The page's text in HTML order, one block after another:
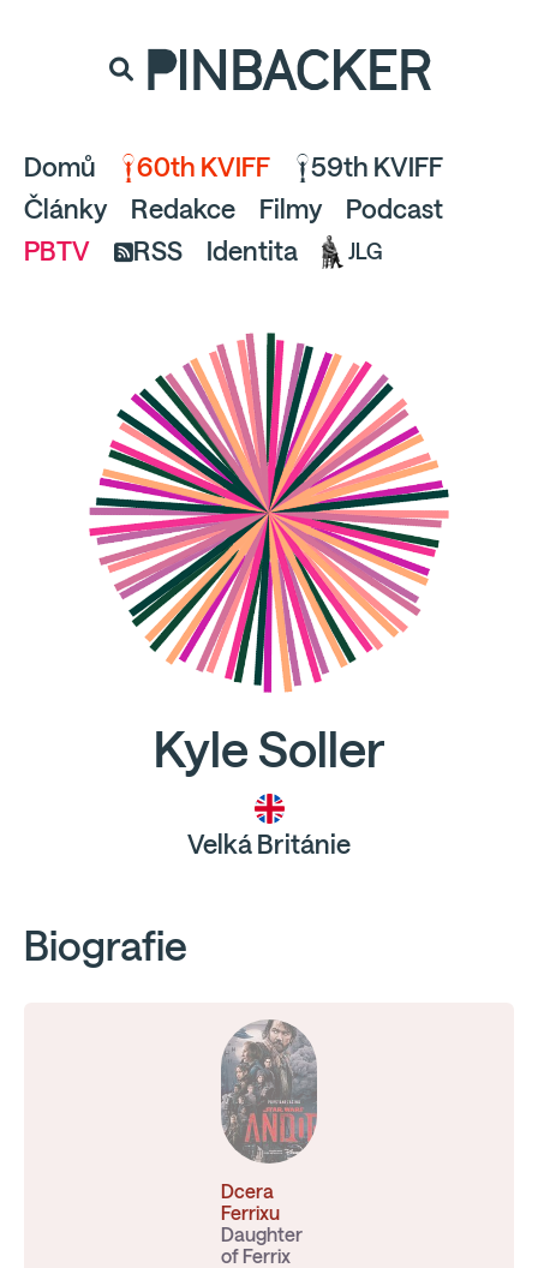
a pusťte se do čtení.
PINBACKER
Domů 60th KVIFF
59th KVIFF
Články
Redakce Filmy
Podcast
PBTV
RSS Identita JLG
Kyle Soller
Velká Británie
Biografie
Dcera
Ferrixu
Daughter
of Ferrix